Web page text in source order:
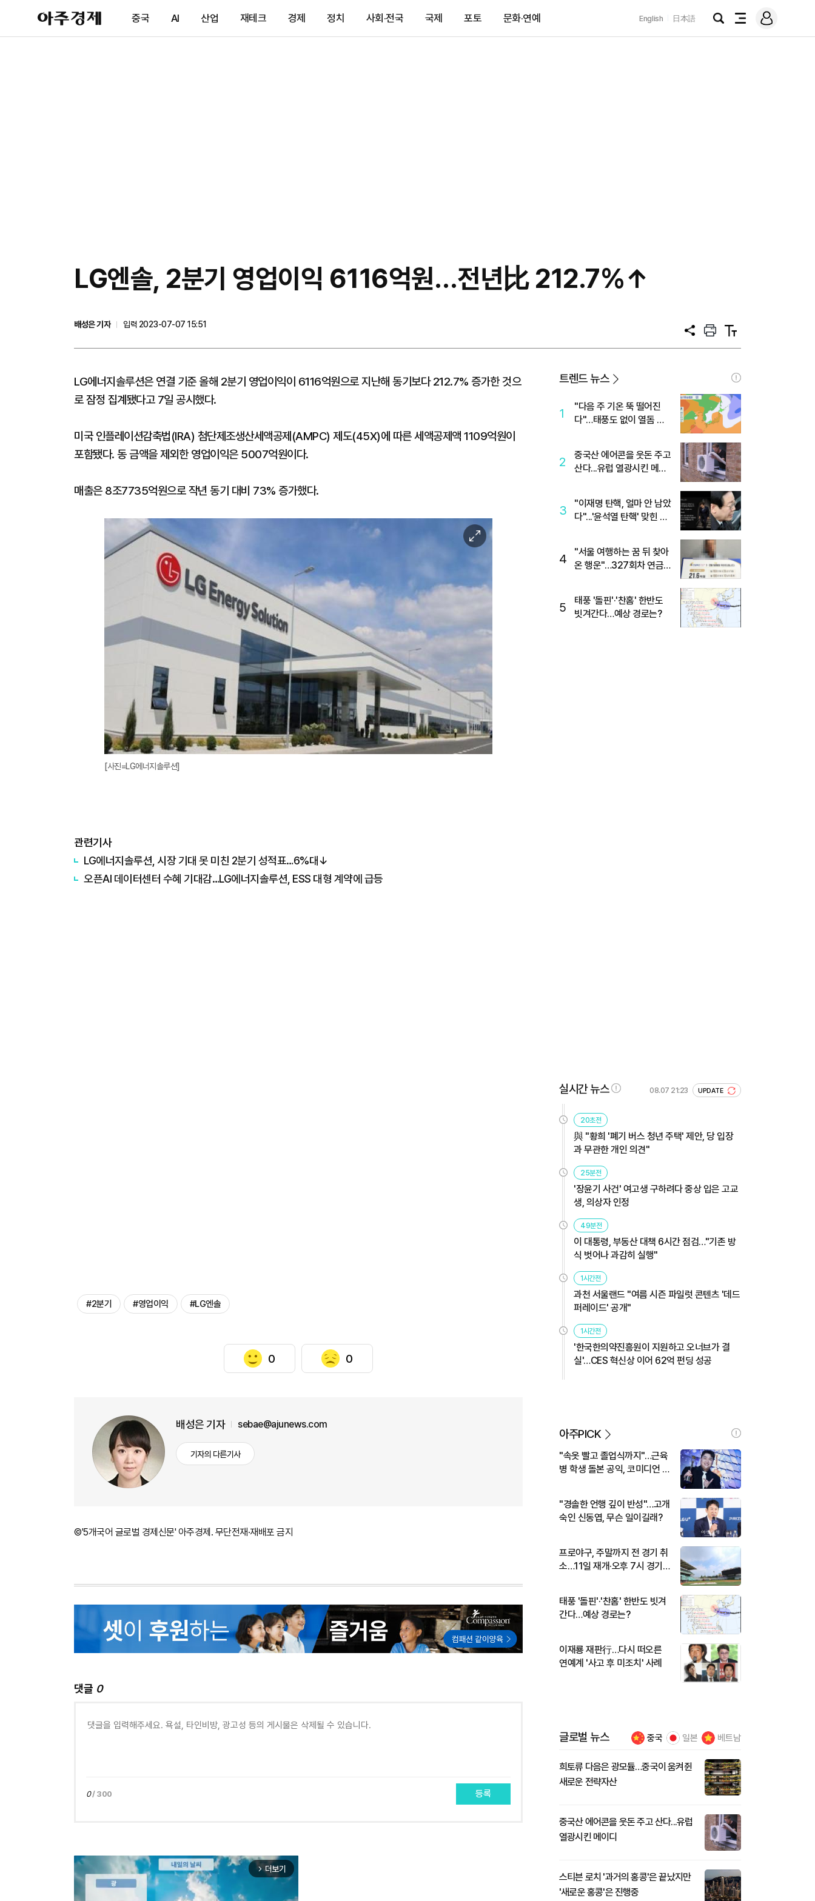
아
주
제
중국 AI 산업 재테크 경제 정치 사회·전국 국제 포토 문화·연예 English 日本語
검
전
메
그
LG엔솔, 2분기 영업이익 6116억원…전년比 212.7%↑
배성은 기자
입력 2023-07-07 15:51
공
프
트
텍
트
LG에너지솔루션은 연결 기준 올해 2분기 영업이익이 6116억원으로 지난해 동기보다 212.7% 증가한 것으
로 잠정 집계됐다고 7일 공시했다.
미국 인플레이션감축법(IRA) 첨단제조생산세액공제(AMPC) 제도(45X)에 따른 세액공제액 1109억원이
포함됐다. 동 금액을 제외한 영업이익은 5007억원이다.
매출은 8조7735억원으로 작년 동기 대비 73% 증가했다.
이
미
확
[사진=LG에너지솔루션]
관련기사
LG에너지솔루션, 시장 기대 못 미친 2분기 성적표…6%대↓
오픈AI 데이터센터 수혜 기대감…LG에너지솔루션, ESS 대형 계약에 급등
#2분기 #영업이익 #LG엔솔
0 0
배성은 기자 sebae@ajunews.com
기자의 다른기사
©'5개국어 글로벌 경제신문' 아주경제. 무단전재·재배포 금지
댓글 0
0/ 300 등록
arrow_forward_ios 더보기
트렌드 뉴스
1
"다음 주 기온 뚝 떨어진
다"…태풍도 없이 열돔 박
2
중국산 에어콘을 웃돈 주고
산다...유럽 열광시킨 메이
3
"이재명 탄핵, 얼마 안 남았
다"...'윤석열 탄핵' 맞힌 무
4
"서울 여행하는 꿈 뒤 찾아
온 행운"…327회차 연금
5
태풍 '돌핀'·'찬홈' 한반도
빗겨간다…예상 경로는?
실시간 뉴스 08.07 21:23 UPDATE
20초전
與 "황희 '폐기 버스 청년 주택' 제안, 당 입장
과 무관한 개인 의견"
25분전
'장윤기 사건' 여고생 구하려다 중상 입은 고교
생, 의상자 인정
49분전
이 대통령, 부동산 대책 6시간 점검…"기존 방
식 벗어나 과감히 실행"
1시간전
과천 서울랜드 "여름 시즌 파일럿 콘텐츠 '데드
퍼레이드' 공개"
1시간전
'한국한의약진흥원이 지원하고 오너브가 결
실'…CES 혁신상 이어 62억 펀딩 성공
아주PICK
"속옷 빨고 졸업식까지"…근육
병 학생 돌본 공익, 코미디언 김
"경솔한 언행 깊이 반성"…고개
숙인 신동엽, 무슨 일이길래?
프로야구, 주말까지 전 경기 취
소…11일 재개·오후 7시 경기
태풍 '돌핀'·'찬홈' 한반도 빗겨
간다…예상 경로는?
이재룡 재판行…다시 떠오른
연예계 '사고 후 미조치' 사례
글로벌 뉴스 중국 일본 베트남
희토류 다음은 광모듈…중국이 움켜쥔
새로운 전략자산
중국산 에어콘을 웃돈 주고 산다...유럽
열광시킨 메이디
스티븐 로치 '과거의 홍콩'은 끝났지만
'새로운 홍콩'은 진행중